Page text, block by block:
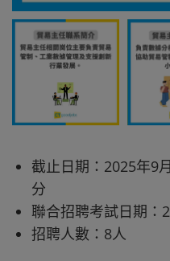
截止日期：2025年9
分
聯合招聘考試日期：
招聘人數：8人